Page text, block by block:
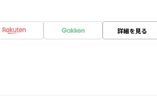
詳細を見る